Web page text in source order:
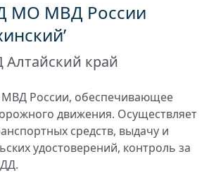
МО МВД России
край
МВД России, обеспечивающее
движения. Осуществляет
средств, выдачу и
удостоверений, контроль за